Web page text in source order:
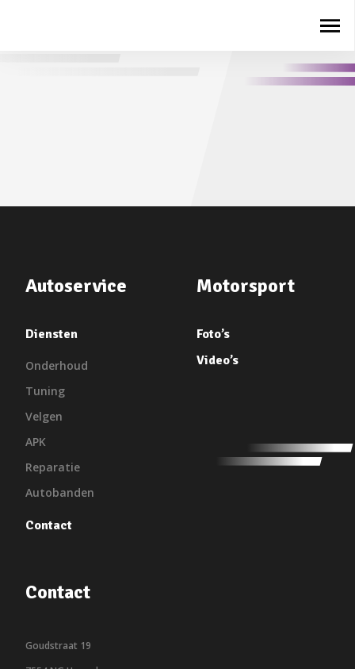
Autoservice
Diensten
Onderhoud
Tuning
Velgen
APK
Reparatie
Autobanden
Contact
Motorsport
Foto’s
Video’s
Contact
Goudstraat 19